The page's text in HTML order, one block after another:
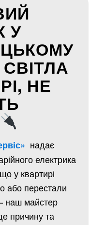
У
НЕ
надає
електрика
у квартирі
або перестали
наш майстер
причину та